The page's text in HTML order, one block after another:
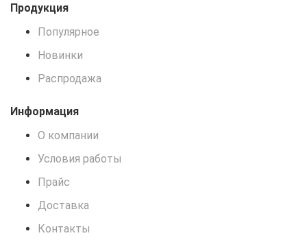
Продукция
Популярное
Новинки
Распродажа
Информация
О компании
Условия работы
Прайс
Доставка
Контакты